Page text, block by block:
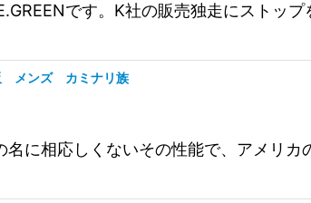
です。K社の販売独走にストッ
メンズ カミナリ族
に相応しくないその性能で、アメリ